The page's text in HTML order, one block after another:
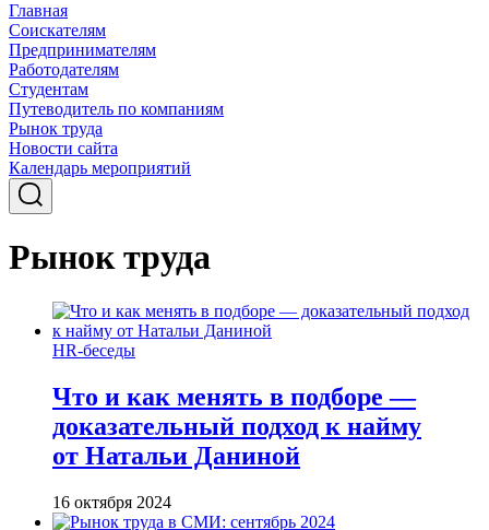
Главная
Соискателям
Предпринимателям
Работодателям
Студентам
Путеводитель по компаниям
Рынок труда
Новости сайта
Календарь мероприятий
Рынок труда
HR-беседы
Что и как менять в подборе —
доказательный подход к найму
от Натальи Даниной
16 октября 2024